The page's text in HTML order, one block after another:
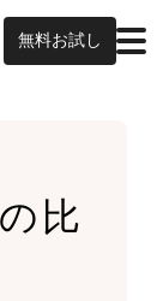
無料お試し
比